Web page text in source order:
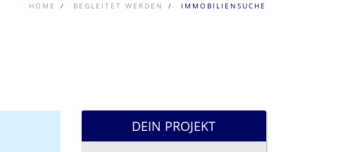
HOME / BEGLEITET WERDEN / IMMOBILIENSUCHE
DEIN PROJEKT